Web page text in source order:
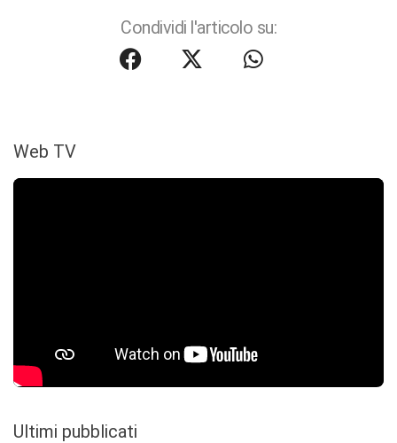
Condividi l'articolo su:
Web TV
Ultimi pubblicati